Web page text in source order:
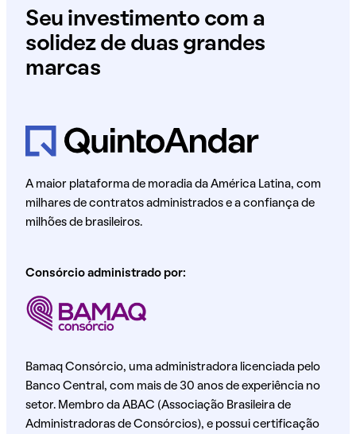
Seu investimento com a
solidez de duas grandes
marcas
A maior plataforma de moradia da América Latina, com
milhares de contratos administrados e a confiança de
milhões de brasileiros.
Consórcio administrado por:
Bamaq Consórcio, uma administradora licenciada pelo
Banco Central, com mais de 30 anos de experiência no
setor. Membro da ABAC (Associação Brasileira de
Administradoras de Consórcios), e possui certificação